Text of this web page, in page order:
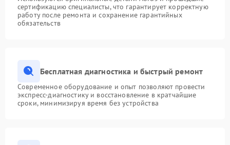
сертификацию специалисты, что гарантирует корректную
работу после ремонта и сохранение гарантийных
обязательств
Бесплатная диагностика и быстрый ремонт
Современное оборудование и опыт позволяют провести
экспресс-диагностику и восстановление в кратчайшие
сроки, минимизируя время без устройства